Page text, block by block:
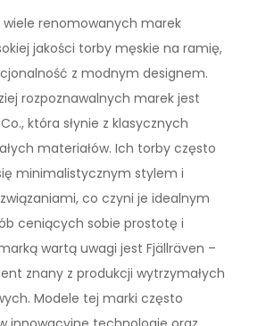
wiele renomowanych marek
jakości torby męskie na ramię,
z modnym designem.
rozpoznawalnych marek jest
która słynie z klasycznych
materiałów. Ich torby często
minimalistycznym stylem i
co czyni je idealnym
ceniących sobie prostotę i
wartą uwagi jest Fjällräven –
znany z produkcji wytrzymałych
Modele tej marki często